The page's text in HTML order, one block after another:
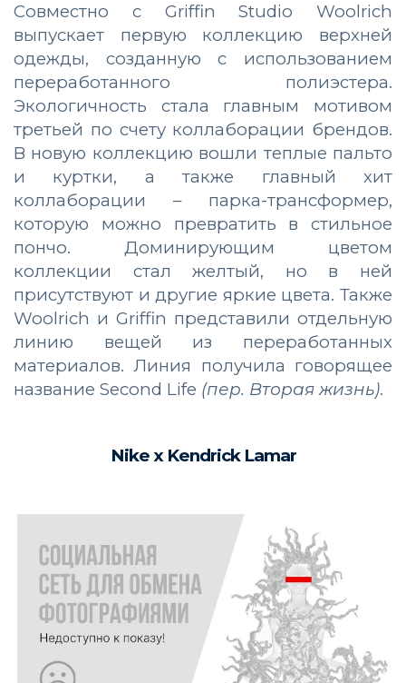
Совместно с Griffin Studio Woolrich
выпускает первую коллекцию верхней
одежды, созданную с использованием
переработанного полиэстера.
Экологичность стала главным мотивом
третьей по счету коллаборации брендов.
В новую коллекцию вошли теплые пальто
и куртки, а также главный хит
коллаборации – парка-трансформер,
которую можно превратить в стильное
пончо. Доминирующим цветом
коллекции стал желтый, но в ней
присутствуют и другие яркие цвета. Также
Woolrich и Griffin представили отдельную
линию вещей из переработанных
материалов. Линия получила говорящее
название Second Life (пер. Вторая жизнь).
Nike x Kendrick Lamar